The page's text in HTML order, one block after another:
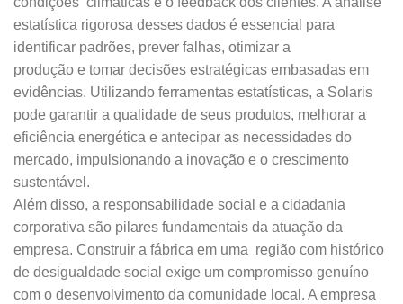
estatística rigorosa desses dados é essencial para
identificar padrões, prever falhas, otimizar a
produção e tomar decisões estratégicas embasadas em
evidências. Utilizando ferramentas estatísticas, a Solaris
pode garantir a qualidade de seus produtos, melhorar a
eficiência energética e antecipar as necessidades do
mercado, impulsionando a inovação e o crescimento
sustentável.
Além disso, a responsabilidade social e a cidadania
corporativa são pilares fundamentais da atuação da
empresa. Construir a fábrica em uma região com histórico
de desigualdade social exige um compromisso genuíno
com o desenvolvimento da comunidade local. A empresa